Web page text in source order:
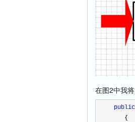
在图2中我
public
    {